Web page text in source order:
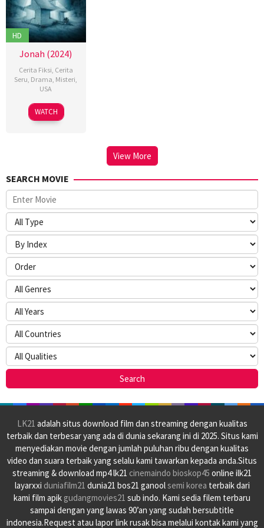
HD
Jonah (2024)
Cerita Fiksi Cerita
Seru Drama Misteri
USA
12
Mar
Ben
Van
WATCH
View More
SEARCH MOVIE
LK21 adalah situs download film dan streaming dengan kualitas
terbaik dan terbesar yang ada di dunia sekarang ini di 2025. Situs kami
menyediakan movie dengan jumlah puluhan ribu dengan kualitas
video dan suara terbaik yang selalu kami tawarkan kepada anda.Situs
streaming & download mp4 lk21 cinemaindo bioskop45 online ilk21
layarxxi duniafilm21 dunia21 bos21 ganoolsemi korea terbaik dari
kami film apik gudangmovies21 sub indo. Kami sedia filem terbaru
sampai dengan yang lawas 90’an yang sudah bersubtitle
indonesia.Request atau lapor link rusak bisa melalui kontak kami yang